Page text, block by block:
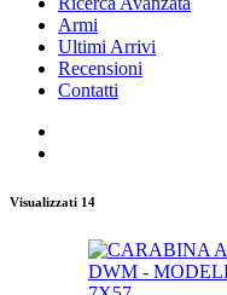
Armi
Ultimi Arrivi
Recensioni
Contatti
Visualizzati 14